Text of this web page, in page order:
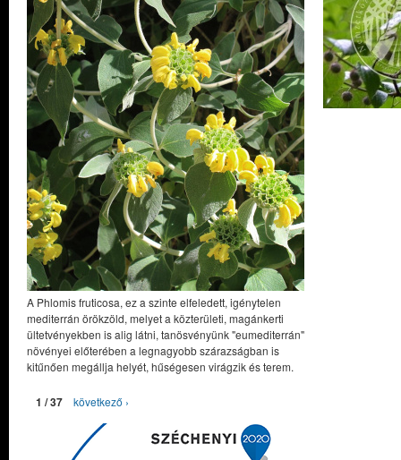
A Phlomis fruticosa, ez a szinte elfeledett, igénytelen
mediterrán örökzöld, melyet a közterületi, magánkerti
ültetvényekben is alig látni, tanösvényünk "eumediterrán"
növényei előterében a legnagyobb szárazságban is
kitűnően megállja helyét, hűségesen virágzik és terem.
1 / 37 következő ›